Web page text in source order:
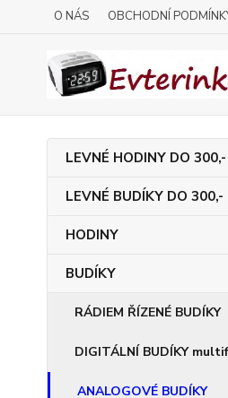
O NÁS OBCHODNÍ
LEVNÉ HODINY DO 300,-
LEVNÉ BUDÍKY DO 300,-
HODINY
BUDÍKY
RÁDIEM ŘÍZENÉ BUDÍKY
DIGITÁLNÍ BUDÍKY
ANALOGOVÉ BUDÍKY